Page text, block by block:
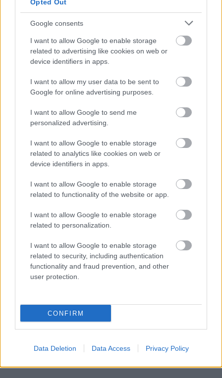
Opted Out
Google consents
I want to allow Google to enable storage
related to advertising like cookies on web or
device identifiers in apps.
I want to allow my user data to be sent to
Google for online advertising purposes.
I want to allow Google to send me
personalized advertising.
I want to allow Google to enable storage
related to analytics like cookies on web or
device identifiers in apps.
I want to allow Google to enable storage
related to functionality of the website or app.
I want to allow Google to enable storage
related to personalization.
I want to allow Google to enable storage
related to security, including authentication
functionality and fraud prevention, and other
user protection.
CONFIRM
Data Deletion Data Access Privacy Policy
Kiinteistö- ja isännöintiala
kehittyy
Kiinteistö- ja isännöintialalla on tunnistettu
useita kiinteistöjen omistamiseen ja
hallinnointiin liittyviä vaiheita, joita on
mahdollista automatisoida ja sujuvoittaa.
taloyhtiöasumisen uuden palvelukokonaisuuden,
jossa osapuolina ovat omistajat, hallitus,
Finago Procountor
on valikoitunut
saumattomaksi osaksi kokonaisratkaisua.
käytössä olevia sovelluksia, kuten Unes tai
Tampuuri, onnistuu tietojen siirto Procountoriin
myös näistä järjestelmistä.
Digitaalinen harppaus isännöintiin –